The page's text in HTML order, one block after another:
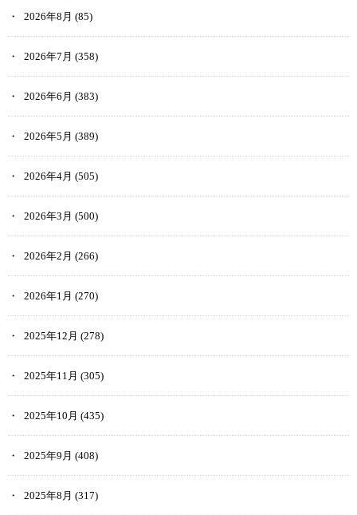
2026年8月 (85)
2026年7月 (358)
2026年6月 (383)
2026年5月 (389)
2026年4月 (505)
2026年3月 (500)
2026年2月 (266)
2026年1月 (270)
2025年12月 (278)
2025年11月 (305)
2025年10月 (435)
2025年9月 (408)
2025年8月 (317)